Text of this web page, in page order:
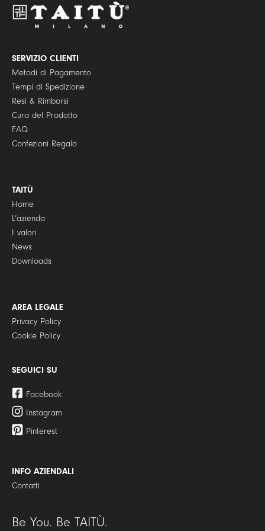
o
y
*
SERVIZIO CLIENTI
Metodi di Pagamento
Tempi di Spedizione
Resi & Rimborsi
Cura del Prodotto
FAQ
Confezioni Regalo
TAITÙ
Home
L’azienda
I valori
News
Downloads
AREA LEGALE
Privacy Policy
Cookie Policy
SEGUICI SU
Facebook
Instagram
Pinterest
INFO AZIENDALI
Contatti
Be You. Be TAITÙ.